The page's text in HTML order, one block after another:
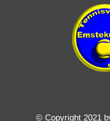
© Copyright 2021